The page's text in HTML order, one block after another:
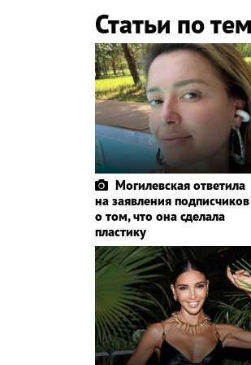
Статьи по
Могилевская ответила
на заявления подписчиков
о том, что она сделала
пластику